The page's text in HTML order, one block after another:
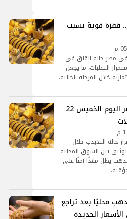
قفزة قوية بسبب
مصر حالة القلق في
التقلبات، ما يجعل
خلال المرحلة الحالية.
تراجع أسعار الذهب في مصر اليوم الخميس 22
حالة التذبذب خلال
بين السوق المحلية
يظل ملاذًا آمنًا على
محليًا بعد تراجع
الجديدة